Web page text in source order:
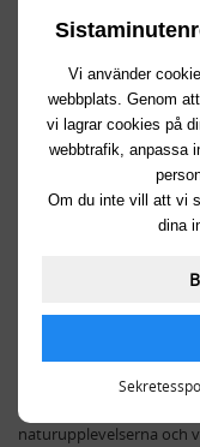
Vi använder
webbplats. Genom
vi lagrar cookies på
webbtrafik, anpassa
Om du inte vill att vi
dina
Sista
Väljer du en restresa till
blomsterön Madeira i
naturupplevelserna och